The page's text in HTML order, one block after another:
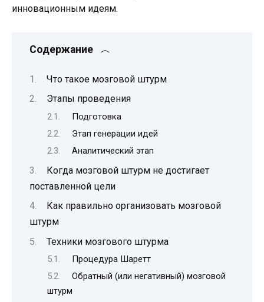
инновационным идеям.
Содержание
Что такое мозговой штурм
Этапы проведения
Подготовка
Этап генерации идей
Аналитический этап
Когда мозговой штурм не достигает
поставленной цели
Как правильно организовать мозговой
штурм
Техники мозгового штурма
Процедура Шаретт
Обратный (или негативный) мозговой
штурм